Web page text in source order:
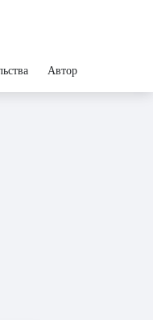
Авторы